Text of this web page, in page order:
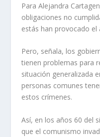
Para Alejandra
obligaciones no
estás han provocado
Pero, señala, los
tienen problemas para
situación generalizada
personas comunes
estos crímenes.
Así, en los años 60 del
que el comunismo